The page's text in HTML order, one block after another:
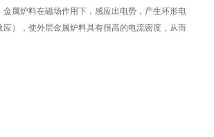
属炉料在磁场作用下，感应出电势，产生环形电
），使外层金属炉料具有很高的电流密度，从而